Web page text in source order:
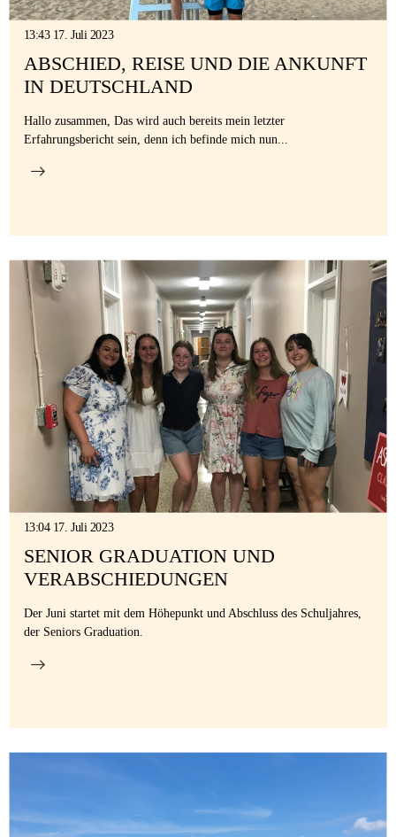
13:43 17. Juli 2023
ABSCHIED, REISE UND DIE ANKUNFT
IN DEUTSCHLAND
Hallo zusammen, Das wird auch bereits mein letzter
Erfahrungsbericht sein, denn ich befinde mich nun...
13:04 17. Juli 2023
SENIOR GRADUATION UND
VERABSCHIEDUNGEN
Der Juni startet mit dem Höhepunkt und Abschluss des Schuljahres,
der Seniors Graduation.